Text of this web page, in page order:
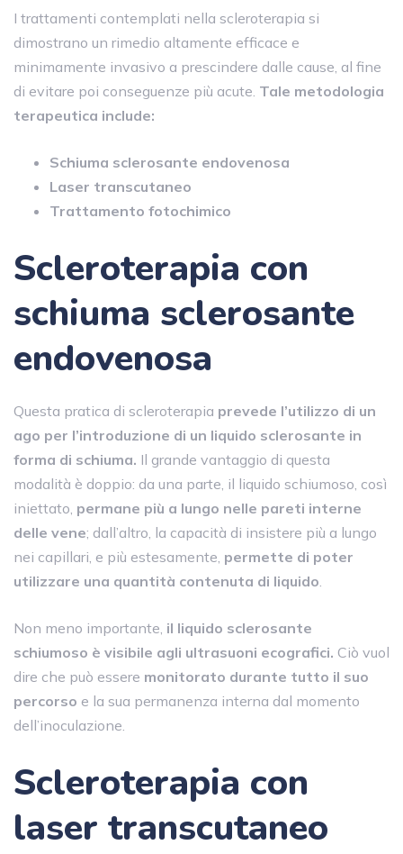
I trattamenti contemplati nella scleroterapia si
dimostrano un rimedio altamente efficace e
minimamente invasivo a prescindere dalle cause, al fine
di evitare poi conseguenze più acute. Tale metodologia
terapeutica include:
Schiuma sclerosante endovenosa
Laser transcutaneo
Trattamento fotochimico
Scleroterapia con
schiuma sclerosante
endovenosa
Questa pratica di scleroterapia prevede l’utilizzo di un
ago per l’introduzione di un liquido sclerosante in
forma di schiuma. Il grande vantaggio di questa
modalità è doppio: da una parte, il liquido schiumoso, così
iniettato, permane più a lungo nelle pareti interne
delle vene; dall’altro, la capacità di insistere più a lungo
nei capillari, e più estesamente, permette di poter
utilizzare una quantità contenuta di liquido.
Non meno importante, il liquido sclerosante
schiumoso è visibile agli ultrasuoni ecografici. Ciò vuol
dire che può essere monitorato durante tutto il suo
percorso e la sua permanenza interna dal momento
dell’inoculazione.
Scleroterapia con
laser transcutaneo